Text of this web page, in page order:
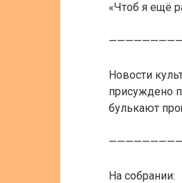
«Чтоб я ещё
Новости
присуждено
булькают
На собрании: